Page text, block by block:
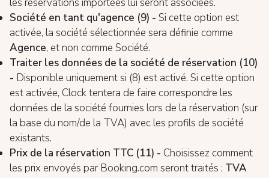
Société en tant qu'agence (9) - Si cette option est
activée, la société sélectionnée sera définie comme
Agence, et non comme Société.
Traiter les données de la société de réservation (10)
- Disponible uniquement si (8) est activé. Si cette option
est activée, Clock tentera de faire correspondre les
données de la société fournies lors de la réservation (sur
la base du nom/de la TVA) avec les profils de société
existants.
Prix de la réservation TTC (11) - Choisissez comment
les prix envoyés par Booking.com seront traités : TVA